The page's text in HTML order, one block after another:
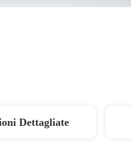
Dettagliate